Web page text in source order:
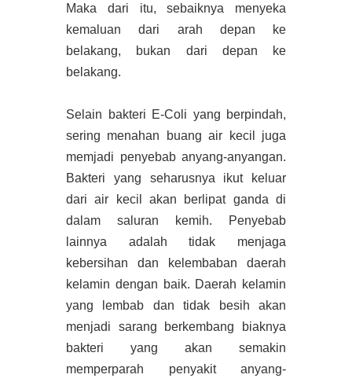
Maka dari itu, sebaiknya menyeka
kemaluan dari arah depan ke
belakang, bukan dari depan ke
belakang.
Selain bakteri E-Coli yang berpindah,
sering menahan buang air kecil juga
memjadi penyebab anyang-anyangan.
Bakteri yang seharusnya ikut keluar
dari air kecil akan berlipat ganda di
dalam saluran kemih. Penyebab
lainnya adalah tidak menjaga
kebersihan dan kelembaban daerah
kelamin dengan baik. Daerah kelamin
yang lembab dan tidak besih akan
menjadi sarang berkembang biaknya
bakteri yang akan semakin
memperparah penyakit anyang-